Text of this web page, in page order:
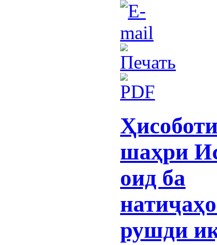
шаҳри
оид ба
рушди